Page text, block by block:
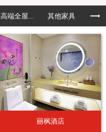
高端全屋... 其他家具
丽枫酒店